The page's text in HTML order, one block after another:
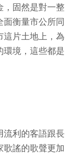
，固然是對一整
衡量市公所同
這片土地上，為
環境，這些都是
流利的客語跟長
歌謠的歌聲更加